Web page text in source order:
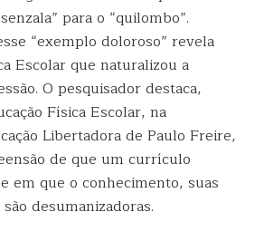
para o “quilombo”.
“exemplo doloroso” revela
Escolar que naturalizou a
O pesquisador destaca,
Física Escolar, na
Libertadora de Paulo Freire,
de que um currículo
em que o conhecimento, suas
desumanizadoras.